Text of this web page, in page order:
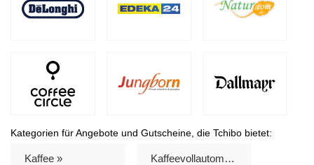
Kategorien für Angebote und Gutscheine, die Tchibo bietet:
Kaffee » Kaffeevollautomat »